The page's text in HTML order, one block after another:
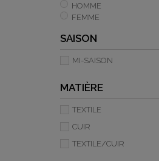
HOMME
FEMME
SAISON
MI-SAISON
MATIÈRE
TEXTILE
CUIR
TEXTILE/CUIR